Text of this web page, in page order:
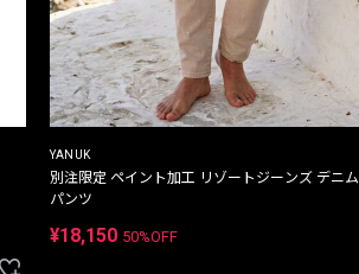
YANUK
別注限定 ペイント加工 リゾートジーンズ デニム
パンツ
¥18,150 50%OFF